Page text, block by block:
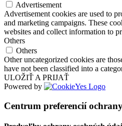
Advertisement
Advertisement cookies are used to
and marketing campaigns. These
websites and collect information to
Others
Others
Other uncategorized cookies are
have not been classified into a
ULOŽIŤ A PRIJAŤ
Powered by
Centrum preferencií